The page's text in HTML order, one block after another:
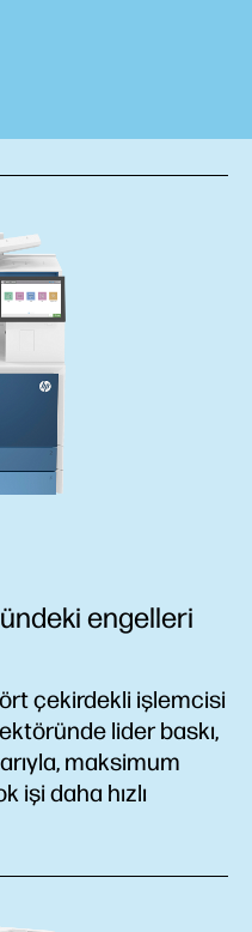
engelleri
çekirdekli işlemcisi
lider baskı,
maksimum
işi daha hızlı